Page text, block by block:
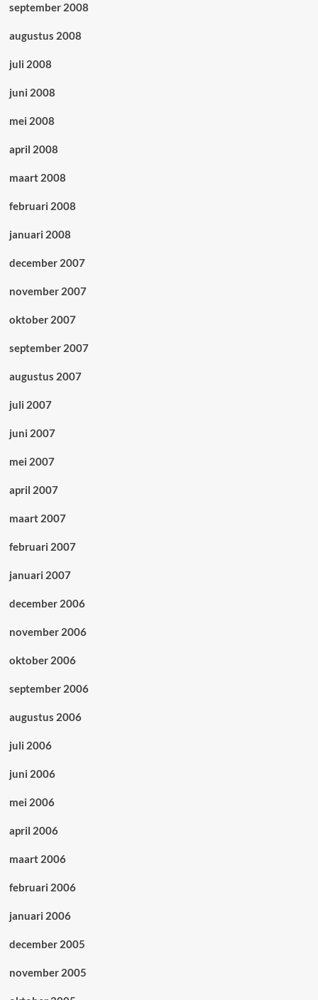
september 2008
augustus 2008
juli 2008
juni 2008
mei 2008
april 2008
maart 2008
februari 2008
januari 2008
december 2007
november 2007
oktober 2007
september 2007
augustus 2007
juli 2007
juni 2007
mei 2007
april 2007
maart 2007
februari 2007
januari 2007
december 2006
november 2006
oktober 2006
september 2006
augustus 2006
juli 2006
juni 2006
mei 2006
april 2006
maart 2006
februari 2006
januari 2006
december 2005
november 2005